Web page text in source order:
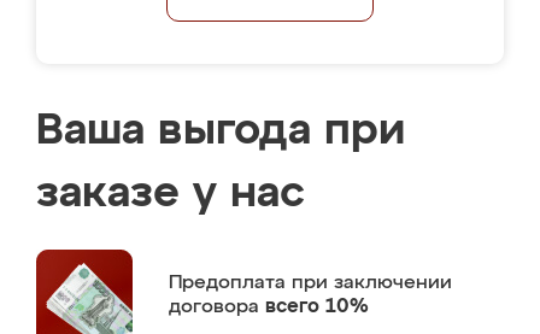
Ваша выгода при
заказе у нас
Предоплата при заключении
договора всего 10%